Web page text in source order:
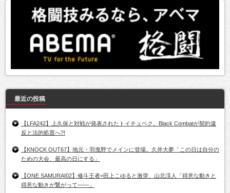
最近の投稿
【LFA242】上久保と対戦が発表されたトイチュベク。Black Combatが契約違
反と法的処置へ?!
【KNOCK OUT67】地元・羽曳野でメインに登場。久井大夢「この日は自分の
ための大会、最高の日にする」
【ONE SAMURAI02】修斗王者=田上こゆると激突、山北渓人「得意な動きと
得意な動きが繋がって――」